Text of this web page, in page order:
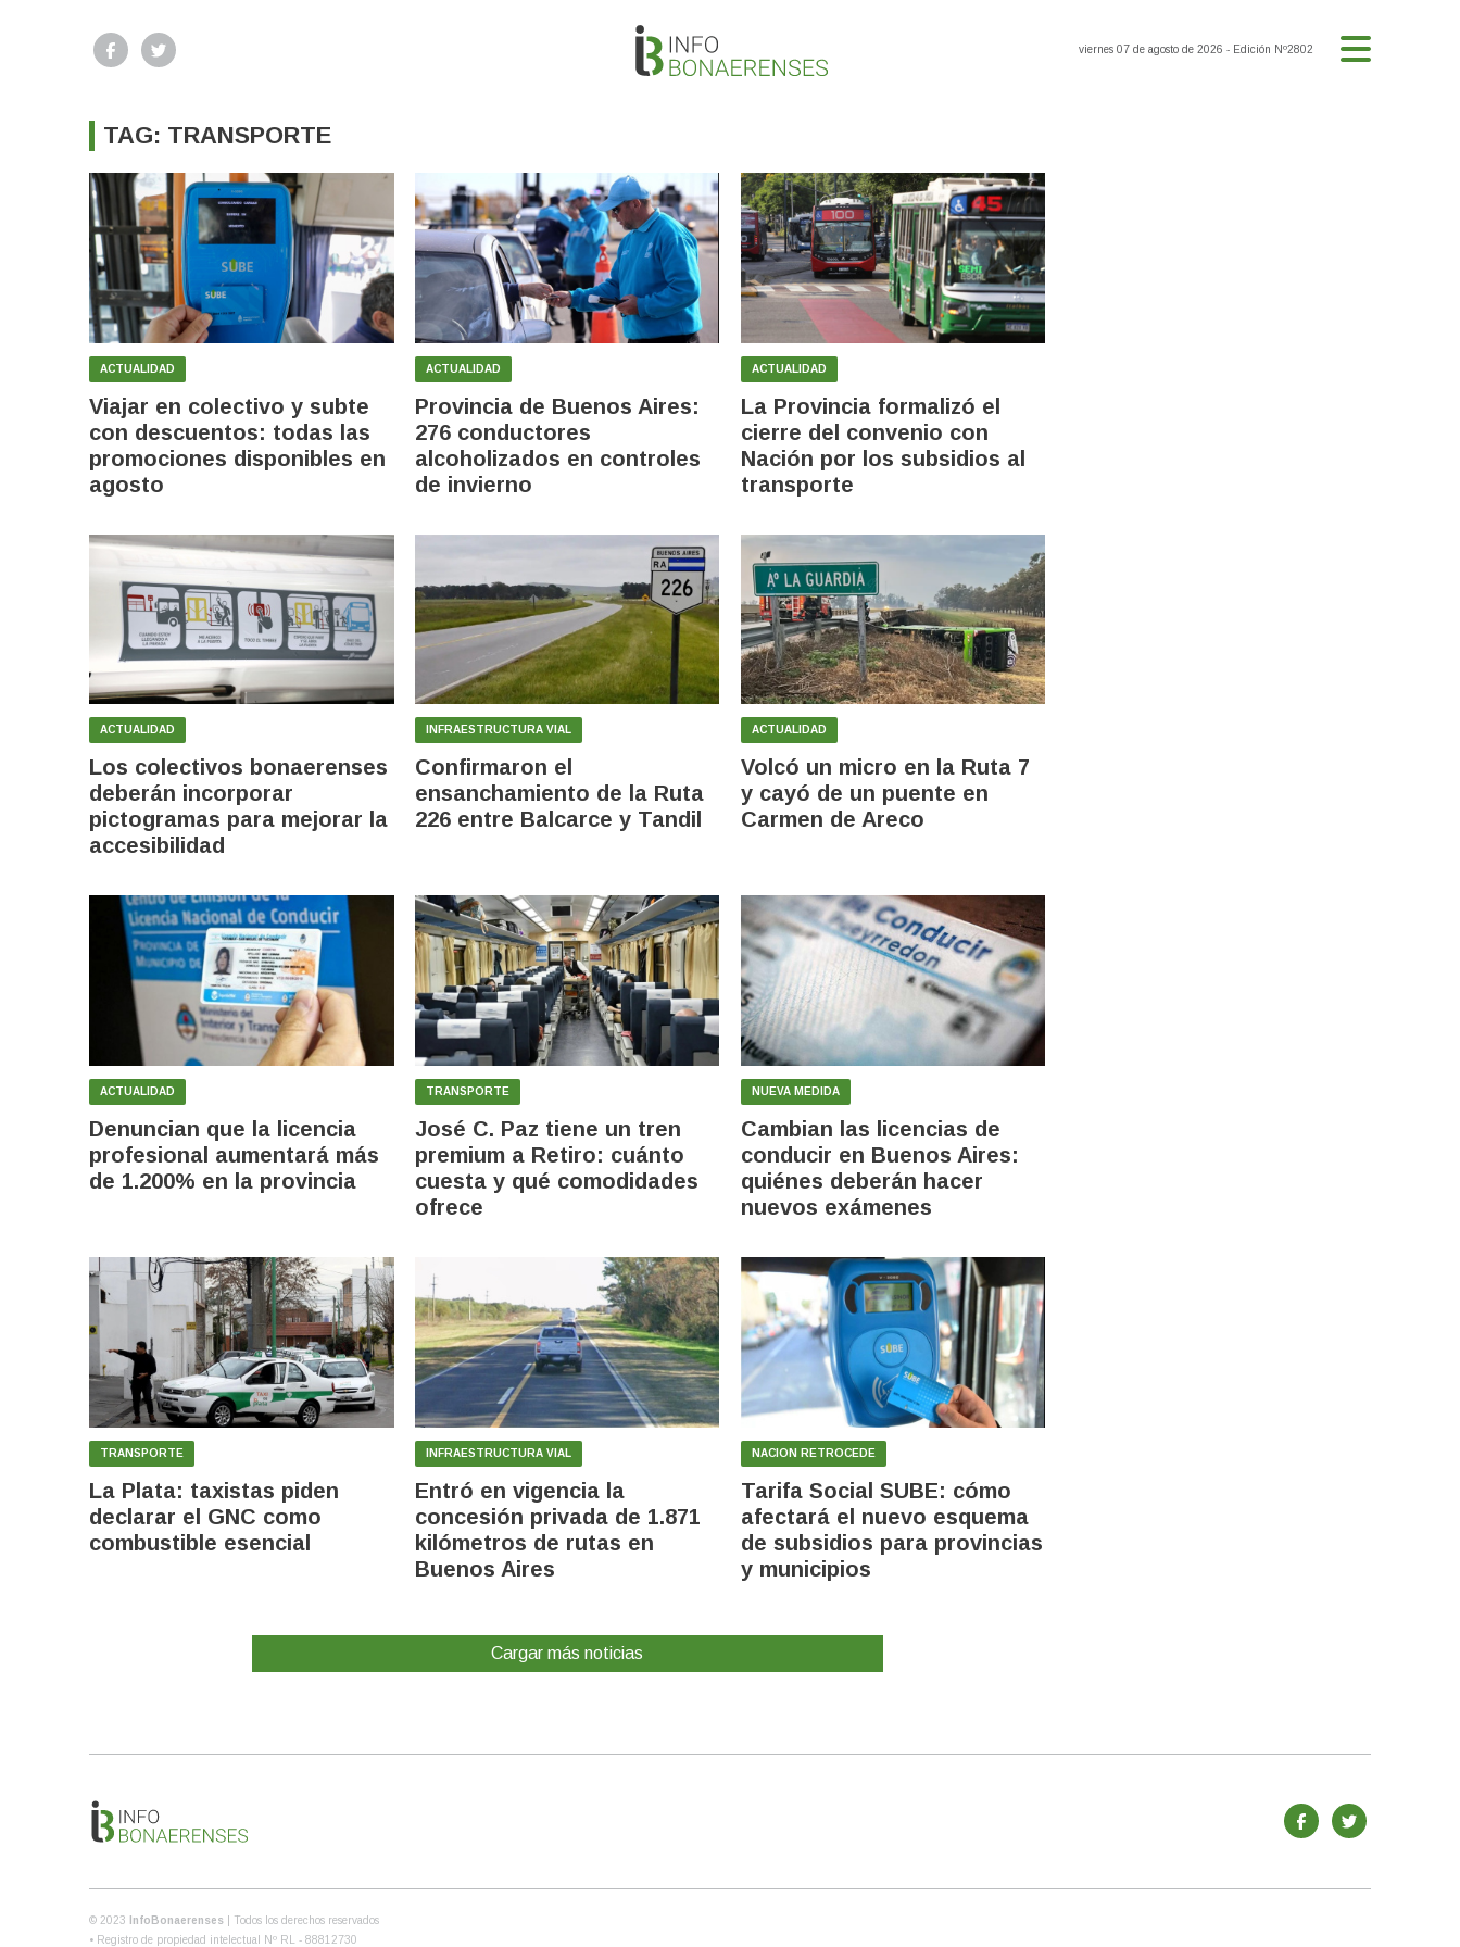
viernes 07 de agosto de 2026 - Edición Nº2802
TAG: TRANSPORTE
ACTUALIDAD
Viajar en colectivo y subte
con descuentos: todas las
promociones disponibles en
agosto
ACTUALIDAD
Provincia de Buenos Aires:
276 conductores
alcoholizados en controles
de invierno
ACTUALIDAD
La Provincia formalizó el
cierre del convenio con
Nación por los subsidios al
transporte
ACTUALIDAD
Los colectivos bonaerenses
deberán incorporar
pictogramas para mejorar la
accesibilidad
INFRAESTRUCTURA VIAL
Confirmaron el
ensanchamiento de la Ruta
226 entre Balcarce y Tandil
ACTUALIDAD
Volcó un micro en la Ruta 7
y cayó de un puente en
Carmen de Areco
ACTUALIDAD
Denuncian que la licencia
profesional aumentará más
de 1.200% en la provincia
TRANSPORTE
José C. Paz tiene un tren
premium a Retiro: cuánto
cuesta y qué comodidades
ofrece
NUEVA MEDIDA
Cambian las licencias de
conducir en Buenos Aires:
quiénes deberán hacer
nuevos exámenes
TRANSPORTE
La Plata: taxistas piden
declarar el GNC como
combustible esencial
INFRAESTRUCTURA VIAL
Entró en vigencia la
concesión privada de 1.871
kilómetros de rutas en
Buenos Aires
NACION RETROCEDE
Tarifa Social SUBE: cómo
afectará el nuevo esquema
de subsidios para provincias
y municipios
Cargar más noticias
© 2023 InfoBonaerenses
| Todos los derechos reservados
• Registro de propiedad intelectual Nº RL - 88812730